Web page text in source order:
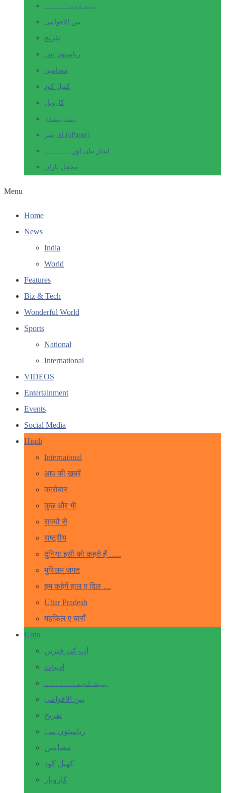
بہت کچھ۔ ۔۔۔۔۔
بین الاقوامی
تفریح
ریاستوں سے
مضامین
کھیل کود
کاروبار
ہندوستان
ای پیپر (ePaper)
انداز بیاں اور۔۔۔۔۔۔۔
محفل یاراں
Menu
Home
News
India
World
Features
Biz & Tech
Wonderful World
Sports
National
International
VIDEOS
Entertainment
Events
Social Media
Hindi
Internaional
आप की खबरें
कारोबार
कुछ और भी
राज्यों से
राष्ट्रीय
दुनिया इसी को कहते हैं …..
मुस्लिम जगत
हम कहेगें हाल ए दिल …
Uttar Pradesh
महफ़िल ए याराँ
Urdu
آپ کی خبریں
ادبیات
بہت کچھ۔ ۔۔۔۔۔
بین الاقوامی
تفریح
ریاستوں سے
مضامین
کھیل کود
کاروبار